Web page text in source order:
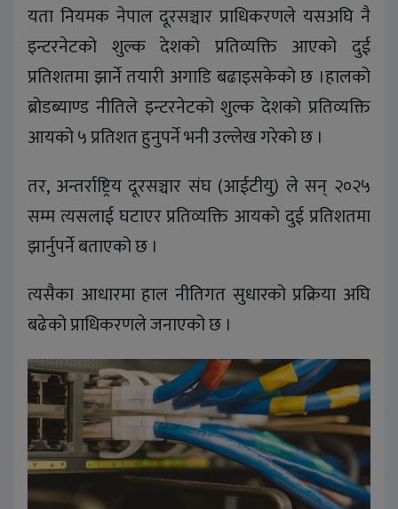
यता नियमक नेपाल दूरसञ्चार प्राधिकरणले यसअघि नै
इन्टरनेटको शुल्क देशको प्रतिव्यक्ति आएको दुई
प्रतिशतमा झार्ने तयारी अगाडि बढाइसकेको छ ।हालको
ब्रोडब्याण्ड नीतिले इन्टरनेटको शुल्क देशको प्रतिव्यक्ति
आयको ५ प्रतिशत हुनुपर्ने भनी उल्लेख गरेकाे छ ।
तर, अन्तर्राष्ट्रिय दूरसञ्चार संघ (आईटीयु) ले सन् २०२५
सम्म त्यसलाई घटाएर प्रतिव्यक्ति आयको दुई प्रतिशतमा
झार्नुपर्ने बताएको छ ।
त्यसैका आधारमा हाल नीतिगत सुधारको प्रक्रिया अघि
बढेको प्राधिकरणले जनाएको छ ।